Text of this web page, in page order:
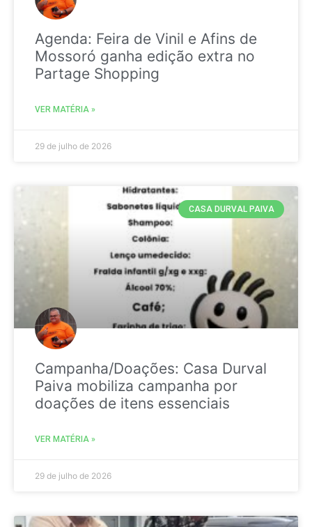
Agenda: Feira de Vinil e Afins de
Mossoró ganha edição extra no
Partage Shopping
VER MATÉRIA »
29 de julho de 2026
CASA DURVAL PAIVA
Campanha/Doações: Casa Durval
Paiva mobiliza campanha por
doações de itens essenciais
VER MATÉRIA »
29 de julho de 2026